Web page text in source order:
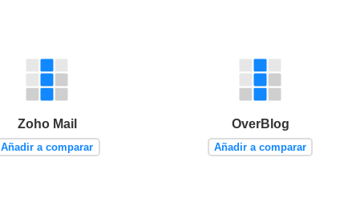
Zoho Mail
Añadir a comparar
OverBlog
Añadir a comparar